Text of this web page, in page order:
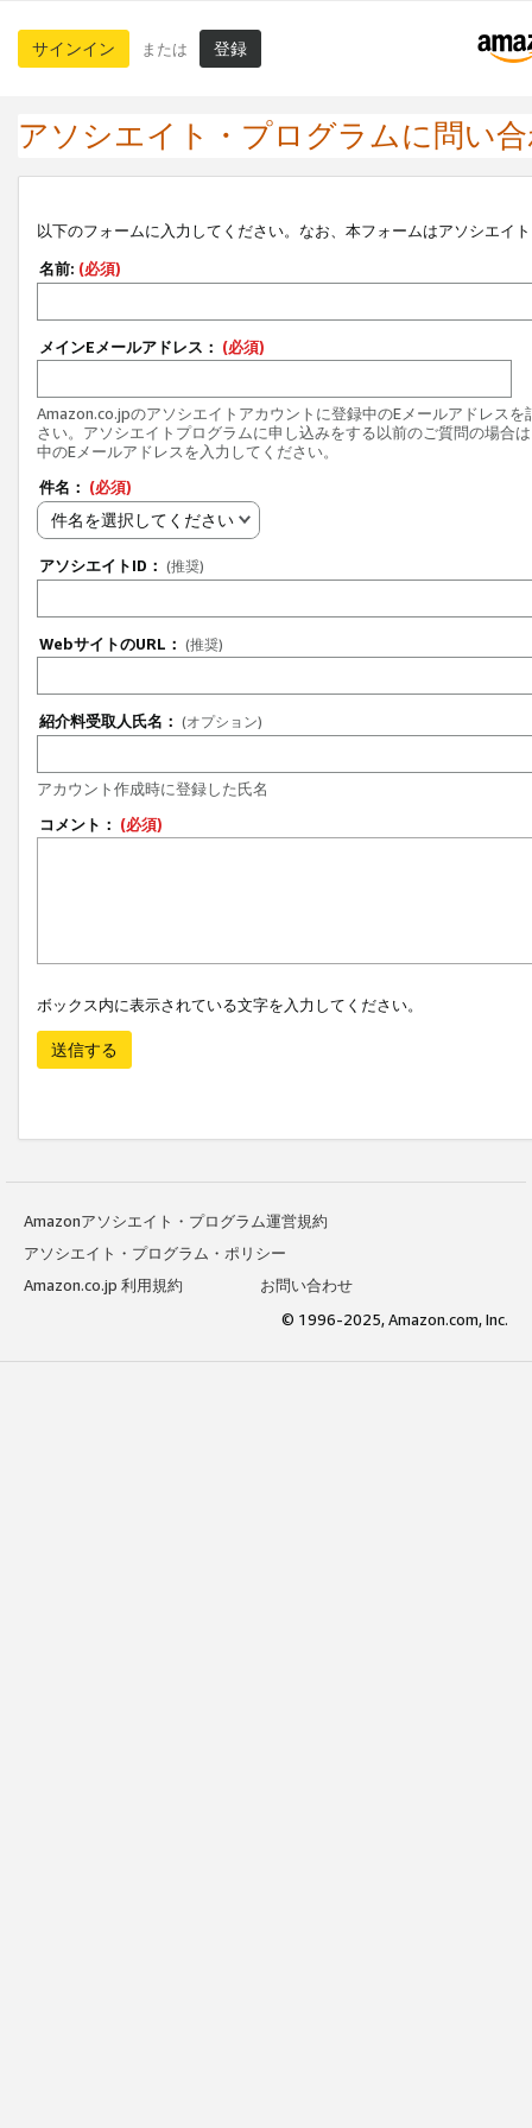
サインイン または 登録
アソシエイト・プログラムに問い
以下のフォームに入力してください。なお、本フォームはアソシエイ
名前: (必須)
メインEメールアドレス： (必須)
Amazon.co.jpのアソシエイトアカウントに登録中のEメールアドレスを
さい。アソシエイトプログラムに申し込みをする以前のご質問の場合
中のEメールアドレスを入力してください。
件名： (必須)
件名を選択してください
アソシエイトID： (推奨)
WebサイトのURL： (推奨)
紹介料受取人氏名： (オプション)
アカウント作成時に登録した氏名
コメント： (必須)
ボックス内に表示されている文字を入力してください。
送信する
Amazonアソシエイト・プログラム運営規約
アソシエイト・プログラム・ポリシー
Amazon.co.jp 利用規約
お問い合わせ
© 1996-2025, Amazon.com, Inc.